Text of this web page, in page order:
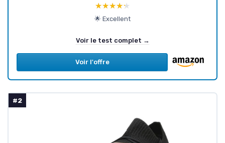
★★★★★
★★★★★
🌟 Excellent
Voir le test complet →
Voir l'offre
#2